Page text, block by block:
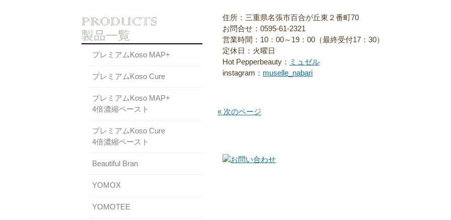
住所：三重県名張市百合が丘東２番町70
お問合せ：0595-61-2321
営業時間：10：00～19：00（最終受付17：30）
定休日：火曜日
Hot Pepperbeauty： ミュゼル
instagram： muselle_nabari
« 次のページ
プレミアムKoso MAP+
プレミアムKoso Cure
プレミアムKoso MAP+
4倍濃縮ペースト
プレミアムKoso Cure
4倍濃縮ペースト
Beautiful Bran
YOMOX
YOMOTEE